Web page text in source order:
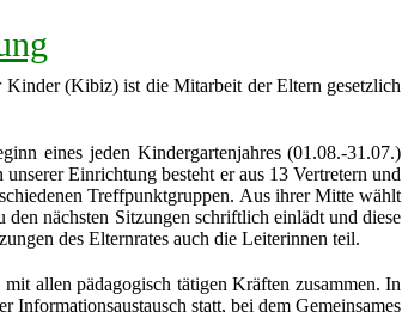
Kinder (Kibiz) ist die Mitarbeit der Eltern gesetzlich
eines jeden Kindergartenjahres (01.08.-31.07.)
Einrichtung besteht er aus 13 Vertretern und
Treffpunktgruppen. Aus ihrer Mitte wählt
den nächsten Sitzungen schriftlich einlädt und diese
des Elternrates auch die Leiterinnen teil.
allen pädagogisch tätigen Kräften zusammen. In
Informationsaustausch statt, bei dem Gemeinsames